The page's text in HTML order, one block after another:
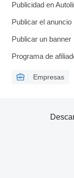
Publicidad en
Publicar el anuncio
Publicar un banner
Programa de
Empresas